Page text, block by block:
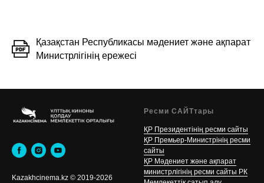
Қазақстан Республикасы мәдениет және ақпарат
Министрлігінің ережесі
Kazakhcinema.kz © 2019-2026
Ресми САЙТтары
ҚР Президентінің ресми сайты
ҚР Премьер-Министрінің ресми
сайты
ҚР Мәдениет және ақпарат
министрлігінің ресми сайты РК